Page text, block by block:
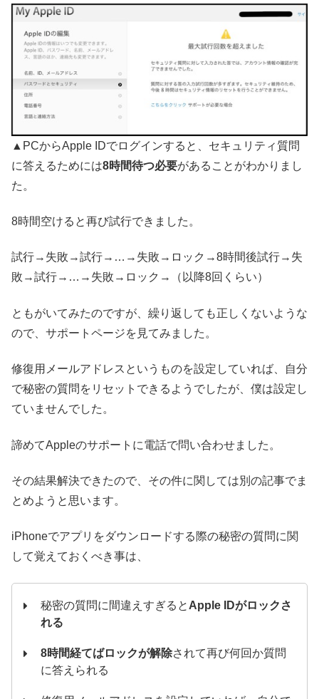
▲PCからApple IDでログインすると、セキュリティ質問
に答えるためには8時間待つ必要があることがわかりまし
た。
8時間空けると再び試行できました。
試行→失敗→試行→…→失敗→ロック→8時間後試行→失
敗→試行→…→失敗→ロック→（以降8回くらい）
ともがいてみたのですが、繰り返しても正しくないような
ので、サポートページを見てみました。
修復用メールアドレスというものを設定していれば、自分
で秘密の質問をリセットできるようでしたが、僕は設定し
ていませんでした。
諦めてAppleのサポートに電話で問い合わせました。
その結果解決できたので、その件に関しては別の記事でま
とめようと思います。
iPhoneでアプリをダウンロードする際の秘密の質問に関
して覚えておくべき事は、
秘密の質問に間違えすぎると Apple IDがロックさ
れる
8時間経てばロックが解除されて再び何回か質問
に答えられる